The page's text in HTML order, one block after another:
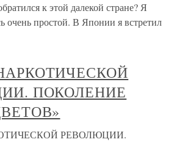
к этой далекой стране? Я
очень простой. В Японии я встретил
ПОКОЛЕНИЕ
РЕВОЛЮЦИИ.